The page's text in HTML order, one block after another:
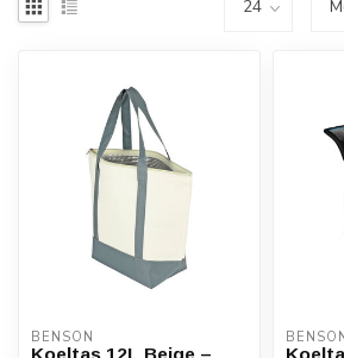
BENSON
Koeltas 12L Beige –